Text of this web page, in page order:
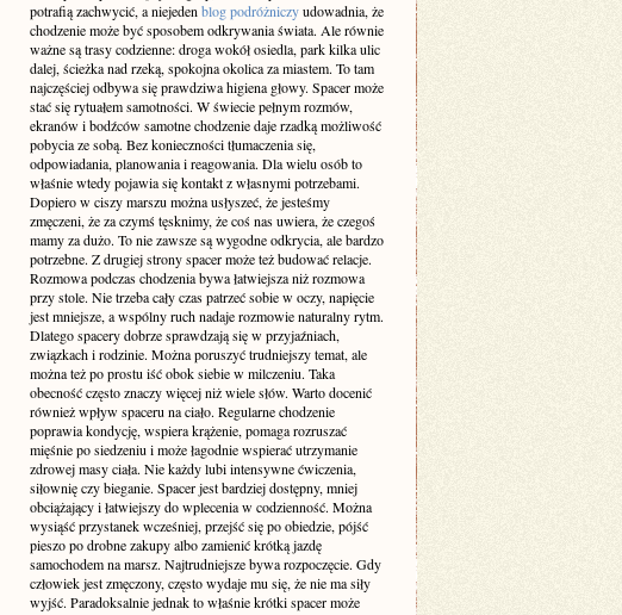
potrafią zachwycić, a niejeden blog podróżniczyudowadnia, że
chodzenie może być sposobem odkrywania świata. Ale równie
ważne są trasy codzienne: droga wokół osiedla, park kilka ulic
dalej, ścieżka nad rzeką, spokojna okolica za miastem. To tam
najczęściej odbywa się prawdziwa higiena głowy. Spacer może
stać się rytuałem samotności. W świecie pełnym rozmów,
ekranów i bodźców samotne chodzenie daje rzadką możliwość
pobycia ze sobą. Bez konieczności tłumaczenia się,
odpowiadania, planowania i reagowania. Dla wielu osób to
właśnie wtedy pojawia się kontakt z własnymi potrzebami.
Dopiero w ciszy marszu można usłyszeć, że jesteśmy
zmęczeni, że za czymś tęsknimy, że coś nas uwiera, że czegoś
mamy za dużo. To nie zawsze są wygodne odkrycia, ale bardzo
potrzebne. Z drugiej strony spacer może też budować relacje.
Rozmowa podczas chodzenia bywa łatwiejsza niż rozmowa
przy stole. Nie trzeba cały czas patrzeć sobie w oczy, napięcie
jest mniejsze, a wspólny ruch nadaje rozmowie naturalny rytm.
Dlatego spacery dobrze sprawdzają się w przyjaźniach,
związkach i rodzinie. Można poruszyć trudniejszy temat, ale
można też po prostu iść obok siebie w milczeniu. Taka
obecność często znaczy więcej niż wiele słów. Warto docenić
również wpływ spaceru na ciało. Regularne chodzenie
poprawia kondycję, wspiera krążenie, pomaga rozruszać
mięśnie po siedzeniu i może łagodnie wspierać utrzymanie
zdrowej masy ciała. Nie każdy lubi intensywne ćwiczenia,
siłownię czy bieganie. Spacer jest bardziej dostępny, mniej
obciążający i łatwiejszy do wplecenia w codzienność. Można
wysiąść przystanek wcześniej, przejść się po obiedzie, pójść
pieszo po drobne zakupy albo zamienić krótką jazdę
samochodem na marsz. Najtrudniejsze bywa rozpoczęcie. Gdy
człowiek jest zmęczony, często wydaje mu się, że nie ma siły
wyjść. Paradoksalnie jednak to właśnie krótki spacer może